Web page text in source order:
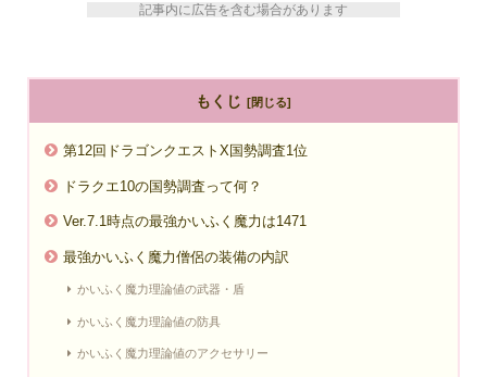
記事内に広告を含む場合があります
もくじ
第12回ドラゴンクエストX国勢調査1位
ドラクエ10の国勢調査って何？
Ver.7.1時点の最強かいふく魔力は1471
最強かいふく魔力僧侶の装備の内訳
かいふく魔力理論値の武器・盾
かいふく魔力理論値の防具
かいふく魔力理論値のアクセサリー